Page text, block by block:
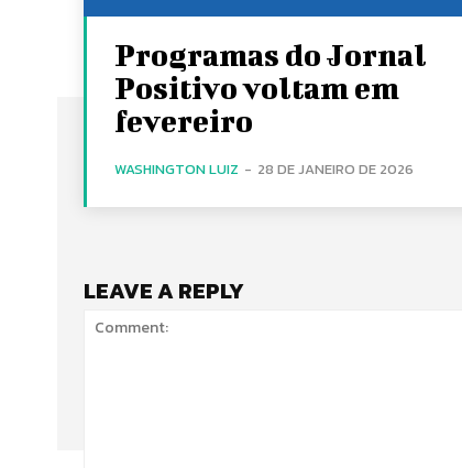
Programas do Jornal
Positivo voltam em
fevereiro
WASHINGTON LUIZ - 28 DE JANEIRO DE 2026
LEAVE A REPLY